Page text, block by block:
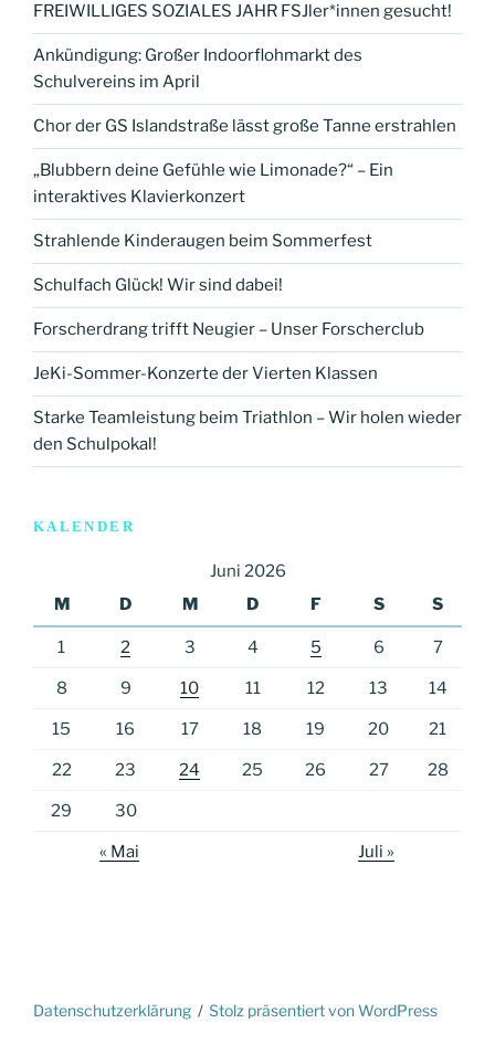
FREIWILLIGES SOZIALES JAHR FSJler*innen gesucht!
Ankündigung: Großer Indoorflohmarkt des
Schulvereins im April
Chor der GS Islandstraße lässt große Tanne erstrahlen
„Blubbern deine Gefühle wie Limonade?“ – Ein
interaktives Klavierkonzert
Strahlende Kinderaugen beim Sommerfest
Schulfach Glück! Wir sind dabei!
Forscherdrang trifft Neugier – Unser Forscherclub
JeKi-Sommer-Konzerte der Vierten Klassen
Starke Teamleistung beim Triathlon – Wir holen wieder
den Schulpokal!
KALENDER
Juni 2026
M
D M D F S S
1 2 3 4 5 6 7
8 9 10 11 12 13 14
15 16 17 18 19 20 21
22 23 24 25 26 27 28
29 30
« Mai Juli »
Datenschutzerklärung Stolz präsentiert von WordPress